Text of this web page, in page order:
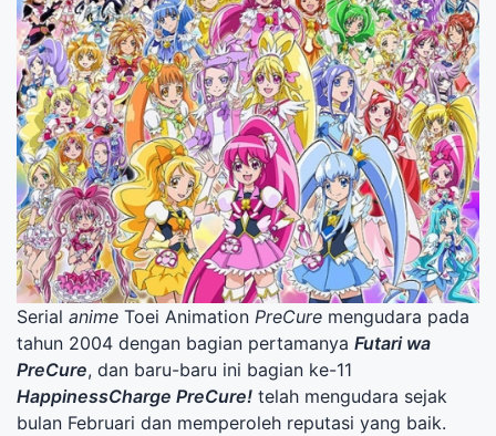
Serial anime Toei Animation PreCure mengudara pada
tahun 2004 dengan bagian pertamanya Futari wa
PreCure, dan baru-baru ini bagian ke-11
HappinessCharge PreCure! telah mengudara sejak
bulan Februari dan memperoleh reputasi yang baik.